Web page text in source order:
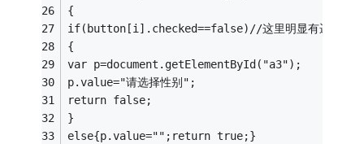
{
if(button[i].checked==false)//这里明显有逻辑问题(
{
var p=document.getElementById("a3");
p.value="请选择性别";
return false;
}
else{p.value="";return true;}